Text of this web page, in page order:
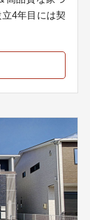
4年目には契